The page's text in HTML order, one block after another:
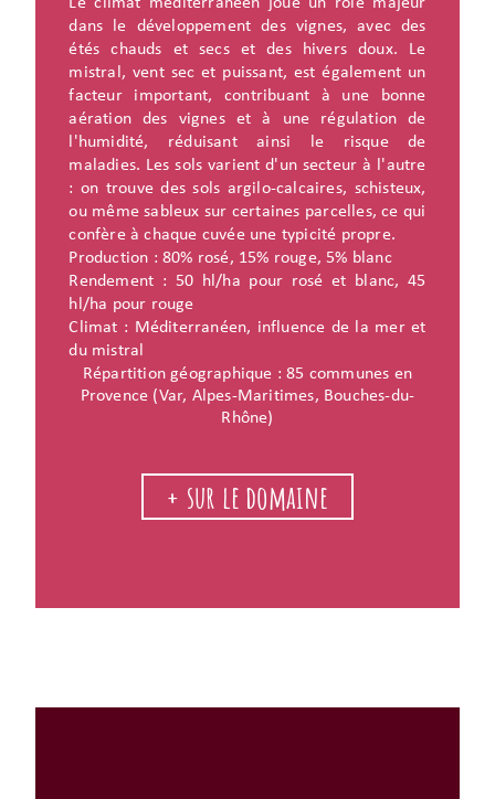
Le climat méditerranéen joue un rôle majeur
dans le développement des vignes, avec des
étés chauds et secs et des hivers doux. Le
mistral, vent sec et puissant, est également un
facteur important, contribuant à une bonne
aération des vignes et à une régulation de
l'humidité, réduisant ainsi le risque de
maladies. Les sols varient d'un secteur à l'autre
: on trouve des sols argilo-calcaires, schisteux,
ou même sableux sur certaines parcelles, ce qui
confère à chaque cuvée une typicité propre.
Production : 80% rosé, 15% rouge, 5% blanc
Rendement : 50 hl/ha pour rosé et blanc, 45
hl/ha pour rouge
Climat : Méditerranéen, influence de la mer et
du mistral
Répartition géographique : 85 communes en
Provence (Var, Alpes-Maritimes, Bouches-du-
Rhône)
+ sur le domaine